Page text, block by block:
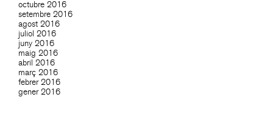
octubre 2016
setembre 2016
agost 2016
juliol 2016
juny 2016
maig 2016
abril 2016
març 2016
febrer 2016
gener 2016